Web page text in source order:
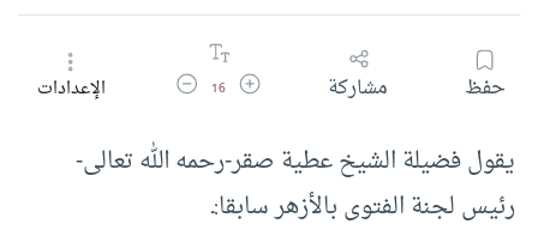
حفظ مشاركة زيادة حجم الخط
16 تقليل حجم الخطالإعدادات
يقول فضيلة الشيخ عطية صقر-رحمه الله تعالى-
رئيس لجنة الفتوى بالأزهر سابقا:ـ